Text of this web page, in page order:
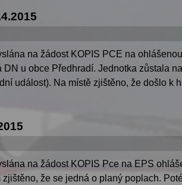
na žádost KOPIS PCE na
DN u obce Předhradí. Jednotka zůstala
událost). Na místě zjištěno, že došlo k
na žádost KOPIS Pce na EPS
zjištěno, že se jedná o planý poplach.